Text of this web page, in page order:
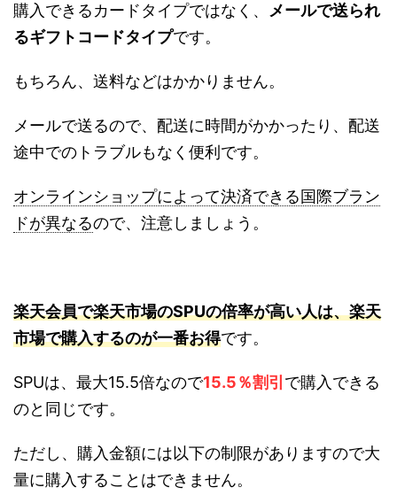
購入できるカードタイプではなく、 メールで送られ
るギフトコードタイプです。
もちろん、送料などはかかりません。
メールで送るので、配送に時間がかかったり、配送
途中でのトラブルもなく便利です。
オンラインショップによって決済できる国際ブラン
ドが異なるので、注意しましょう。
楽天会員で楽天市場のSPUの倍率が高い人は、楽天
市場で購入するのが一番お得です。
SPUは、最大15.5倍なので15.5％割引 で購入できる
のと同じです。
ただし、購入金額には以下の制限がありますので大
量に購入することはできません。